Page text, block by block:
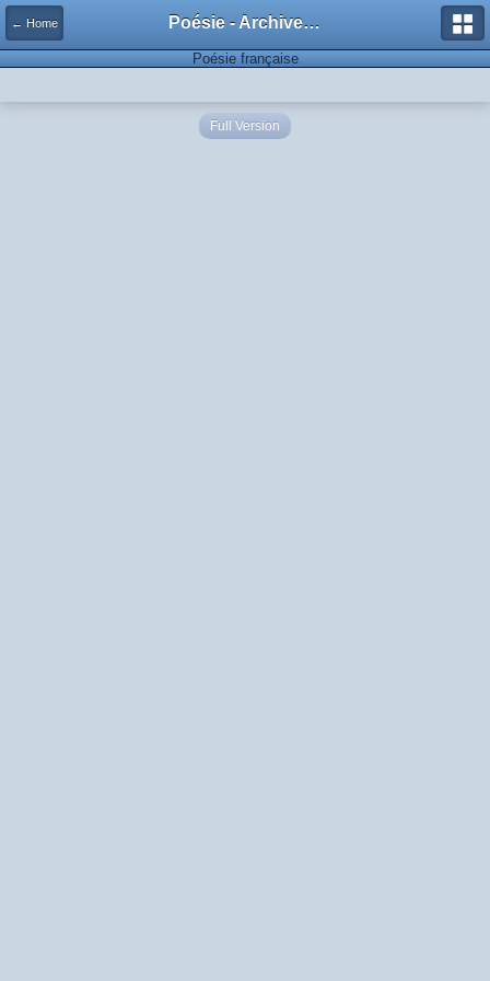
← Home Poésie - Archives de Toute La Poésie - 2005 - 2006
Poésie française
Full Version